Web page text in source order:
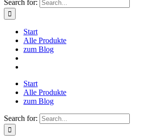
Search for:
Start
Alle Produkte
zum Blog
Start
Alle Produkte
zum Blog
Search for: